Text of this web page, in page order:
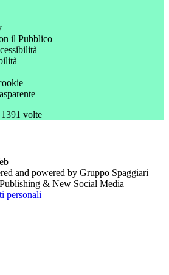
il Pubblico
1391 volte
and powered by Gruppo Spaggiari
& New Social Media
personali